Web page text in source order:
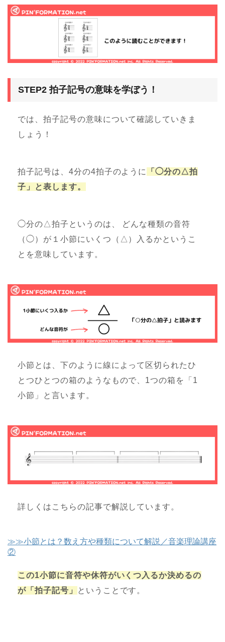
STEP2 拍子記号の意味を学ぼう！
では、拍子記号の意味について確認していきま
しょう！
拍子記号は、4分の4拍子のように
「◯分の△拍
子」と表します。
◯分の△拍子というのは、 どんな種類の音符
（◯）が１小節にいくつ（△）入るかというこ
とを意味しています。
小節とは、下のように線によって区切られたひ
とつひとつの箱のようなもので、1つの箱を「1
小節」と言います。
詳しくはこちらの記事で解説しています。
≫≫小節とは？数え方や種類について解説／音楽理論講座
②
この1小節に音符や休符がいくつ入るか決めるの
が「拍子記号」
ということです。